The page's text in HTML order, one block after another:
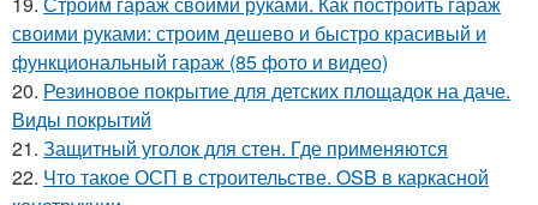
своими руками: строим дешево и быстро красивый и
функциональный гараж (85 фото и видео)
20. Резиновое покрытие для детских площадок на даче.
Виды покрытий
21. Защитный уголок для стен. Где применяются
22. Что такое ОСП в строительстве. OSB в каркасной